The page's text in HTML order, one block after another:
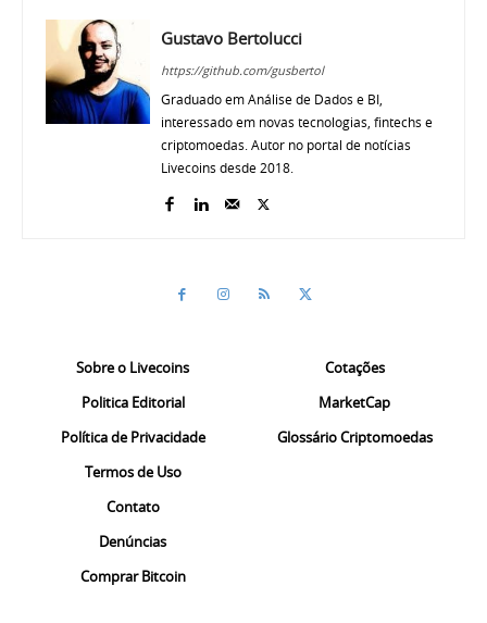
Gustavo Bertolucci
https://github.com/gusbertol
Graduado em Análise de Dados e BI,
interessado em novas tecnologias, fintechs e
criptomoedas. Autor no portal de notícias
Livecoins desde 2018.
Sobre o Livecoins
Politica Editorial
Política de Privacidade
Termos de Uso
Contato
Denúncias
Comprar Bitcoin
Cotações
MarketCap
Glossário Criptomoedas